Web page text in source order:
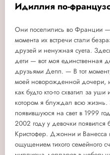
Идиллия по-
Они поселились во Франции —
момента их встречи стали
друзей и ненужная суета.
дети — вот моя единственная
друзьями Депп. — В тот
моей новорожденной дочери,
как будто кто-то схватил за уши
котором я блуждал всю
появившуюся на свет в 1999
2002 году у девочки
Кристофер. Джонни и Ванесса
ощущением тихого семейного